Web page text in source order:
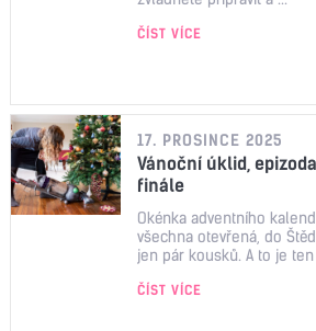
ČÍST VÍCE
17. PROSINCE 2025
Vánoční úklid,
finále
Okénka adventního
všechna otevřená, do
jen pár kousků. A to je ten
ČÍST VÍCE